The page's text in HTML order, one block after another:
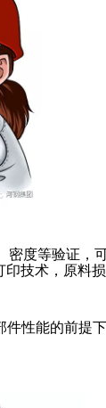
度等验证，
技术，原料
性能的前提